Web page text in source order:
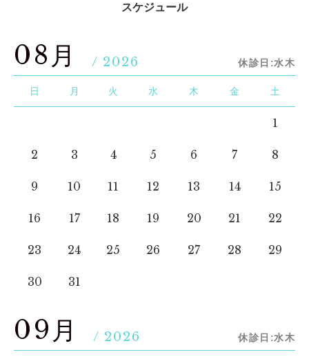
スケジュール
08月 / 2026 休診日:水木
日 月 火 水 木 金 土
1
2 3 4 5 6 7 8
9 10 11 12 13 14 15
16 17 18 19 20 21 22
23 24 25 26 27 28 29
30 31
09月 / 2026 休診日:水木